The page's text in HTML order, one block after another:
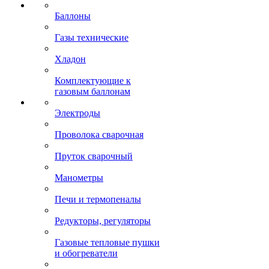
Баллоны
Газы технические
Хладон
Комплектующие к
газовым баллонам
Электроды
Проволока сварочная
Пруток сварочный
Манометры
Печи и термопеналы
Редукторы, регуляторы
Газовые тепловые пушки
и обогреватели